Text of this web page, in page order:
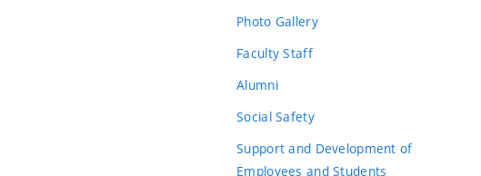
Photo Gallery
Faculty Staff
Alumni
Social Safety
Support and Development of
Employees and Students